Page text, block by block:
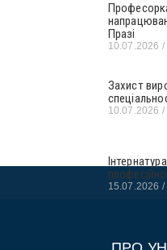
Празі
10.07.2026
Захист
10.07.2026
15.07.2026